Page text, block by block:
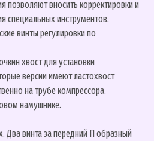
позволяют вносить корректировки и
специальных инструментов.
винты регулировки по
хвост для установки
версии имеют ластохвост
на трубе компрессора.
намушнике.
Два винта за передний П образный